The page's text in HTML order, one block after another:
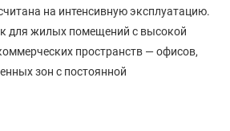
на интенсивную эксплуатацию.
для жилых помещений с высокой
пространств — офисов,
зон с постоянной